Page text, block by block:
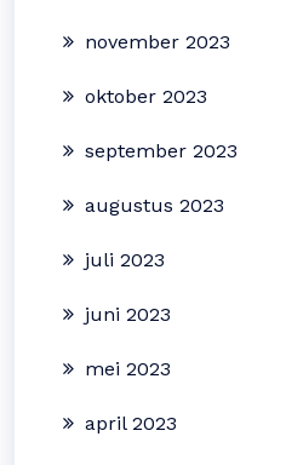
november 2023
oktober 2023
september 2023
augustus 2023
juli 2023
juni 2023
mei 2023
april 2023